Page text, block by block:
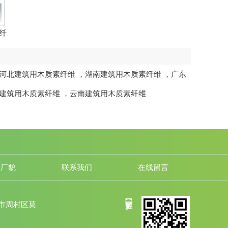
北建筑用木质素纤维 ， 湖南建筑用木质素纤维 ， 广东
筑用木质素纤维 ， 云南建筑用木质素纤维
貌 联系我们 在线留言
周村区莫